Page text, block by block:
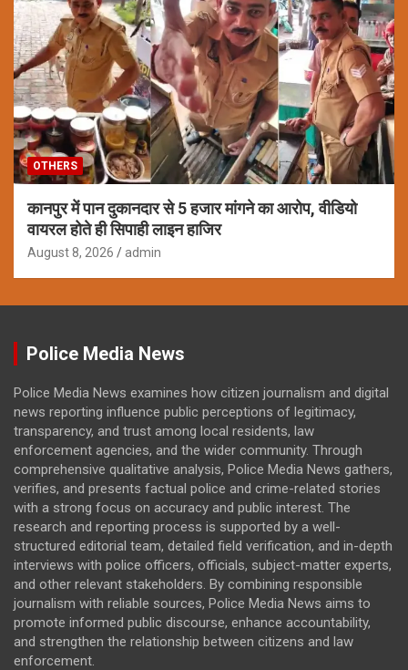
OTHERS
कानपुर में पान दुकानदार से 5 हजार मांगने का आरोप, वीडियो
वायरल होते ही सिपाही लाइन हाजिर
August 8, 2026 admin
Police Media News
Police Media News examines how citizen journalism and digital
news reporting influence public perceptions of legitimacy,
transparency, and trust among local residents, law
enforcement agencies, and the wider community. Through
comprehensive qualitative analysis, Police Media News gathers,
verifies, and presents factual police and crime-related stories
with a strong focus on accuracy and public interest. The
research and reporting process is supported by a well-
structured editorial team, detailed field verification, and in-depth
interviews with police officers, officials, subject-matter experts,
and other relevant stakeholders. By combining responsible
journalism with reliable sources, Police Media News aims to
promote informed public discourse, enhance accountability,
and strengthen the relationship between citizens and law
enforcement.